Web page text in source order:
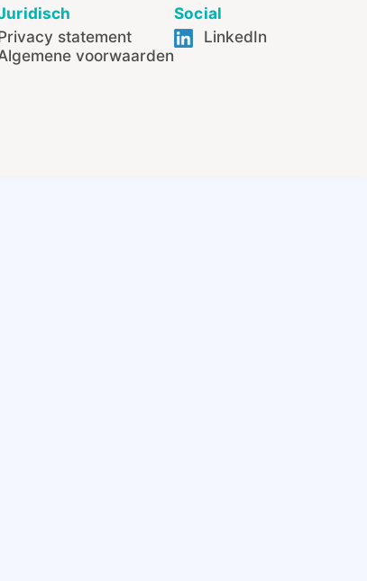
statement
voorwaarden
Social
LinkedIn